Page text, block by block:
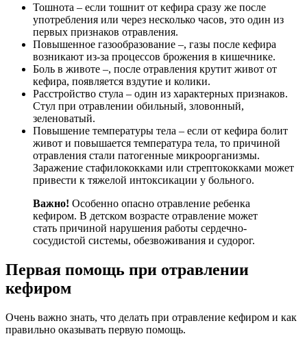
Тошнота – если тошнит от кефира сразу же после
употребления или через несколько часов, это один из
первых признаков отравления.
Повышенное газообразование –, газы после кефира
возникают из-за процессов брожения в кишечнике.
Боль в животе –, после отравления крутит живот от
кефира, появляется вздутие и колики.
Расстройство стула – один из характерных признаков.
Стул при отравлении обильный, зловонный,
зеленоватый.
Повышение температуры тела – если от кефира болит
живот и повышается температура тела, то причиной
отравления стали патогенные микроорганизмы.
Заражение стафилококками или стрептококками может
привести к тяжелой интоксикации у больного.
Важно! Особенно опасно отравление ребенка
кефиром. В детском возрасте отравление может
стать причиной нарушения работы сердечно-
сосудистой системы, обезвоживания и судорог.
Первая помощь при отравлении
кефиром
Очень важно знать, что делать при отравление кефиром и как
правильно оказывать первую помощь.